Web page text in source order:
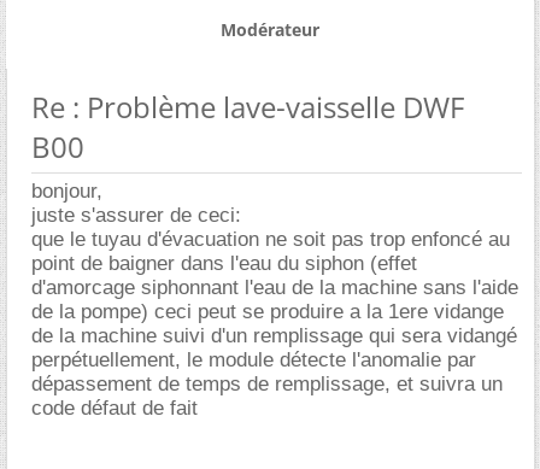
Modérateur
Re : Problème lave-vaisselle DWF
B00
bonjour,
juste s'assurer de ceci:
que le tuyau d'évacuation ne soit pas trop enfoncé au
point de baigner dans l'eau du siphon (effet
d'amorcage siphonnant l'eau de la machine sans l'aide
de la pompe) ceci peut se produire a la 1ere vidange
de la machine suivi d'un remplissage qui sera vidangé
perpétuellement, le module détecte l'anomalie par
dépassement de temps de remplissage, et suivra un
code défaut de fait